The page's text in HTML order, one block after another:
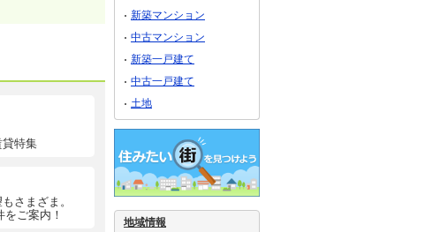
貸特集
さまざま。
ご案内！
新築マンション
中古マンション
新築一戸建て
中古一戸建て
土地
地域情報